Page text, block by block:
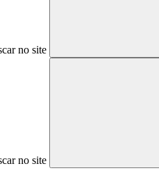
no site
no site